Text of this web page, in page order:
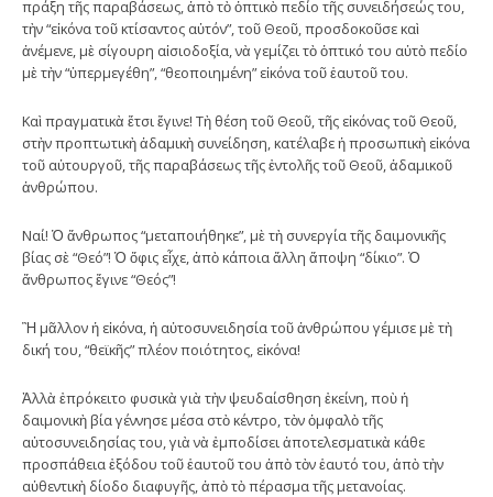
πράξη τῆς παραβάσεως, ἀπὸ τὸ ὀπτικὸ πεδίο τῆς συνειδήσεώς του,
τὴν “εἰκόνα τοῦ κτίσαντος αὐτόν”, τοῦ Θεοῦ, προσδοκοῦσε καὶ
ἀνέμενε, μὲ σίγουρη αἰσιοδοξία, νὰ γεμίζει τὸ ὀπτικό του αὐτὸ πεδίο
μὲ τὴν “ὑπερμεγέθη”, “θεοποιημένη” εἰκόνα τοῦ ἑαυτοῦ του.
Καὶ πραγματικὰ ἔτσι ἔγινε! Τὴ θέση τοῦ Θεοῦ, τῆς εἰκόνας τοῦ Θεοῦ,
στὴν προπτωτικὴ ἀδαμικὴ συνείδηση, κατέλαβε ἡ προσωπικὴ εἰκόνα
τοῦ αὐτουργοῦ, τῆς παραβάσεως τῆς ἐντολῆς τοῦ Θεοῦ, ἀδαμικοῦ
ἀνθρώπου.
Ναί! Ὁ ἄνθρωπος “μεταποιήθηκε”, μὲ τὴ συνεργία τῆς δαιμονικῆς
βίας σὲ “Θεό”! Ὁ ὄφις εἶχε, ἀπὸ κάποια ἄλλη ἄποψη “δίκιο”. Ὁ
ἄνθρωπος ἔγινε “Θεός”!
Ἢ μᾶλλον ἡ εἰκόνα, ἡ αὐτοσυνειδησία τοῦ ἀνθρώπου γέμισε μὲ τὴ
δική του, “θεϊκῆς” πλέον ποιότητος, εἰκόνα!
Ἀλλὰ ἐπρόκειτο φυσικὰ γιὰ τὴν ψευδαίσθηση ἐκείνη, ποὺ ἡ
δαιμονικὴ βία γέννησε μέσα στὸ κέντρο, τὸν ὀμφαλὸ τῆς
αὐτοσυνειδησίας του, γιὰ νὰ ἐμποδίσει ἀποτελεσματικὰ κάθε
προσπάθεια ἐξόδου τοῦ ἑαυτοῦ του ἀπὸ τὸν ἑαυτό του, ἀπὸ τὴν
αὐθεντικὴ δίοδο διαφυγῆς, ἀπὸ τὸ πέρασμα τῆς μετανοίας.